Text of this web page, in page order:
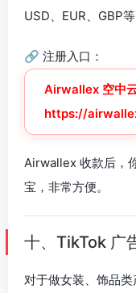
USD、EUR、GBP等
🔗 注册入口：
Airwallex 空中
https://
Airwallex 收款后，
宝，非常方便。
十、TikTok 广
对于做女装、饰品